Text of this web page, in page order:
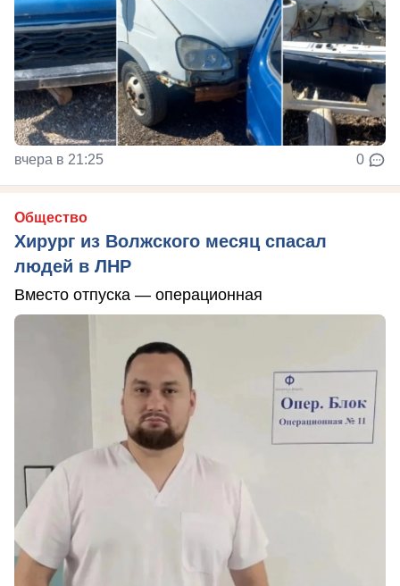
вчера в 21:25 0
Общество
Хирург из Волжского месяц спасал
людей в ЛНР
Вместо отпуска — операционная